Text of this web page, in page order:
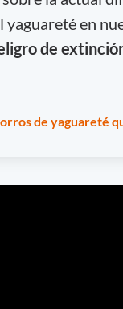
yaguareté en
de
de yaguareté